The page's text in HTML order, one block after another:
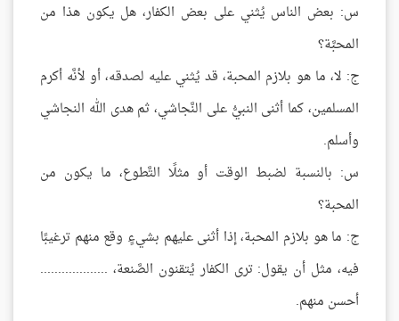
س: بعض الناس يُثني على بعض الكفار، هل يكون هذا من
المحبَّة؟
ج: لا، ما هو بلازم المحبة، قد يُثني عليه لصدقه، أو لأنَّه أكرم
المسلمين، كما أثنى النبيُّ على النَّجاشي، ثم هدى الله النجاشي
وأسلم.
س: بالنسبة لضبط الوقت أو مثلًا التَّطوع، ما يكون من
المحبة؟
ج: ما هو بلازم المحبة، إذا أثنى عليهم بشيءٍ وقع منهم ترغيبًا
فيه، مثل أن يقول: ترى الكفار يُتقنون الصَّنعة، ...................
أحسن منهم.